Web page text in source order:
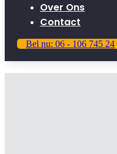
Over Ons
Contact
Bel nu: 06 - 106 745 24